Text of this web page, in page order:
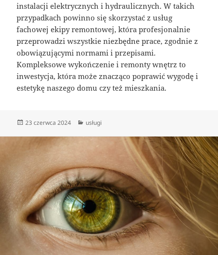
instalacji elektrycznych i hydraulicznych. W takich
przypadkach powinno się skorzystać z usług
fachowej ekipy remontowej, która profesjonalnie
przeprowadzi wszystkie niezbędne prace, zgodnie z
obowiązującymi normami i przepisami.
Kompleksowe wykończenie i remonty wnętrz to
inwestycja, która może znacząco poprawić wygodę i
estetykę naszego domu czy też mieszkania.
Data
23 czerwca 2024 Kategorie
usługi